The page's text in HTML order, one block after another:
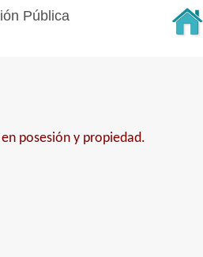
Pública
posesión y propiedad.